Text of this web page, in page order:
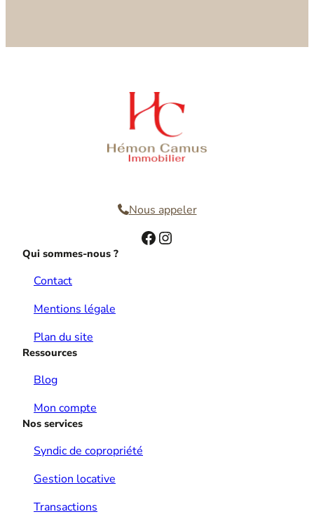
Nous appeler
Facebook Instagram
Qui sommes-nous ?
Contact
Mentions légale
Plan du site
Ressources
Blog
Mon compte
Nos services
Syndic de copropriété
Gestion locative
Transactions